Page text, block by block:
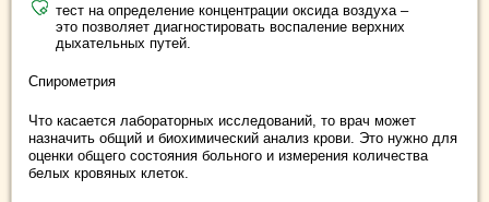
тест на определение концентрации оксида воздуха –
это позволяет диагностировать воспаление верхних
дыхательных путей.
Спирометрия
Что касается лабораторных исследований, то врач может
назначить общий и биохимический анализ крови. Это нужно для
оценки общего состояния больного и измерения количества
белых кровяных клеток.